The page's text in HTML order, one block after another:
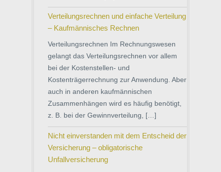
Verteilungsrechnen und einfache Verteilung
– Kaufmännisches Rechnen
Verteilungsrechnen Im Rechnungswesen
gelangt das Verteilungsrechnen vor allem
bei der Kostenstellen- und
Kostenträgerrechnung zur Anwendung. Aber
auch in anderen kaufmännischen
Zusammenhängen wird es häufig benötigt,
z. B. bei der Gewinnverteilung, […]
Nicht einverstanden mit dem Entscheid der
Versicherung – obligatorische
Unfallversicherung